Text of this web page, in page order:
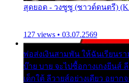
สุดยอด - วงซูซู (ซาวด์ดนตรี)
127 views • 03.07.2569
พ่อส่งเงินสามพัน ให้ฉันเรียนร
บ๊าย บาย จะไปซื้อกางเกงยีนส์
เด็กใต้ ลีวายส์อย่างเดียว อยาก